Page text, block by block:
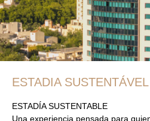
ESTADIA SUSTENTÁVEL
ESTADÍA SUSTENTABLE
Una experiencia pensada para